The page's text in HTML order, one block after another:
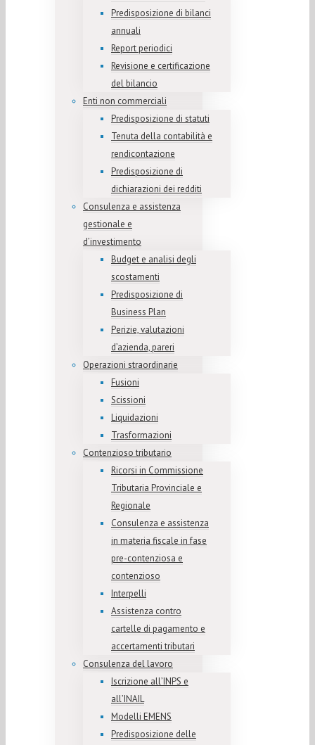
Predisposizione di bilanci
annuali
Report periodici
Revisione e certificazione
del bilancio
Enti non commerciali
Predisposizione di statuti
Tenuta della contabilità e
rendicontazione
Predisposizione di
dichiarazioni dei redditi
Consulenza e assistenza
gestionale e
d’investimento
Budget e analisi degli
scostamenti
Predisposizione di
Business Plan
Perizie, valutazioni
d’azienda, pareri
Operazioni straordinarie
Fusioni
Scissioni
Liquidazioni
Trasformazioni
Contenzioso tributario
Ricorsi in Commissione
Tributaria Provinciale e
Regionale
Consulenza e assistenza
in materia fiscale in fase
pre-contenziosa e
contenzioso
Interpelli
Assistenza contro
cartelle di pagamento e
accertamenti tributari
Consulenza del lavoro
Iscrizione all’INPS e
all’INAIL
Modelli EMENS
Predisposizione delle